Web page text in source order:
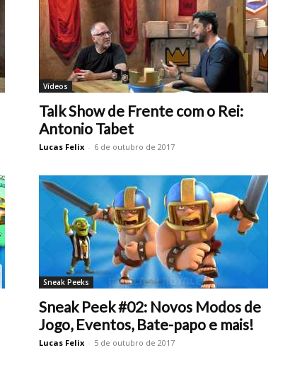
Vídeos
Talk Show de Frente com o Rei:
Antonio Tabet
Lucas Felix - 6 de outubro de 2017
Sneak Peeks
Sneak Peek #02: Novos Modos de
Jogo, Eventos, Bate-papo e mais!
Lucas Felix - 5 de outubro de 2017